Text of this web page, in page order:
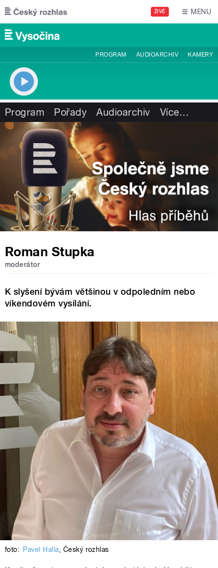
Přejít k hlavnímu obsahu
ŽIVĚ MENU
PROGRAM AUDIOARCHIV KAMERY
Program Pořady Audioarchiv Více…
Roman Stupka
moderátor
K slyšení bývám většinou v odpoledním nebo
víkendovém vysílání.
foto: Pavel Halla, Český rozhlas